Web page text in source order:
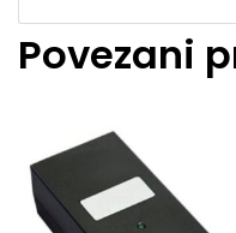
Povezani